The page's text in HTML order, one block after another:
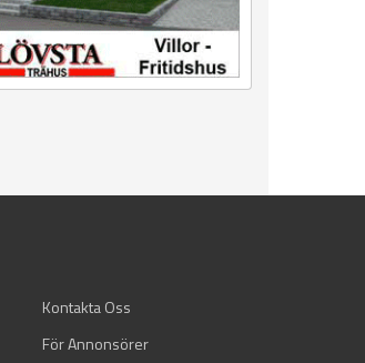
Kontakta Oss
För Annonsörer